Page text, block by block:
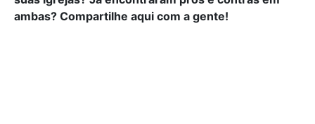
ambas? Compartilhe aqui com a gente!